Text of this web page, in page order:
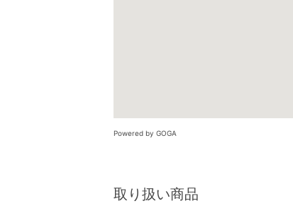
Powered by GOGA
取り扱い商品